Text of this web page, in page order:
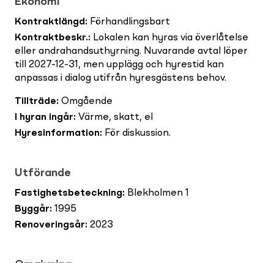
Kontraktlängd : Förhandlingsbart
Kontraktbeskr.: Lokalen kan hyras via överlåtelse
eller andrahandsuthyrning. Nuvarande avtal löper
till 2027-12-31, men upplägg och hyrestid kan
anpassas i dialog utifrån hyresgästens behov.
Tillträde: Omgående
I hyran ingår: Värme, skatt, el
Hyresinformation: För diskussion.
Utförande
Fastighetsbeteckning: Blekholmen 1
Byggår: 1995
Renoveringsår: 2023